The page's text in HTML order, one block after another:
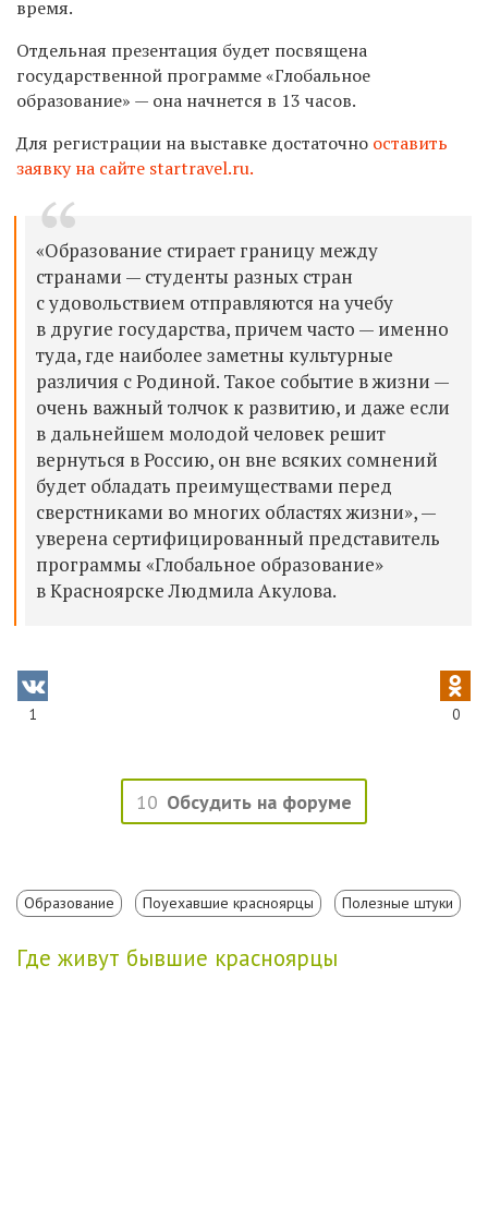
время.
Отдельная презентация будет посвящена
государственной программе «Глобальное
образование» — она начнется в 13 часов.
Для регистрации на выставке достаточно оставить
заявку на сайте startravel.ru.
«Образование стирает границу между
странами — студенты разных стран
с удовольствием отправляются на учебу
в другие государства, причем часто — именно
туда, где наиболее заметны культурные
различия с Родиной. Такое событие в жизни —
очень важный толчок к развитию, и даже если
в дальнейшем молодой человек решит
вернуться в Россию, он вне всяких сомнений
будет обладать преимуществами перед
сверстниками во многих областях жизни», —
уверена сертифицированный представитель
программы «Глобальное образование»
в Красноярске Людмила Акулова.
1 0
10 Обсудить на форуме
Образование Поуехавшие красноярцы Полезные штуки
Где живут бывшие красноярцы